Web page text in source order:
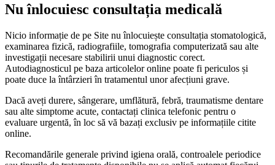
Nu înlocuiesc consultația medicală
Nicio informație de pe Site nu înlocuiește consultația stomatologică,
examinarea fizică, radiografiile, tomografia computerizată sau alte
investigații necesare stabilirii unui diagnostic corect.
Autodiagnosticul pe baza articolelor online poate fi periculos și
poate duce la întârzieri în tratamentul unor afecțiuni grave.
Dacă aveți durere, sângerare, umflătură, febră, traumatisme dentare
sau alte simptome acute, contactați clinica telefonic pentru o
evaluare urgentă, în loc să vă bazați exclusiv pe informațiile citite
online.
Recomandările generale privind igiena orală, controalele periodice